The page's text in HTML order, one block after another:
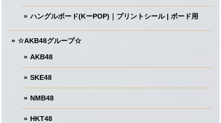
ハングルボード(KーPOP)｜プリントシール | ボード用
☆AKB48グループ☆
AKB48
SKE48
NMB48
HKT48